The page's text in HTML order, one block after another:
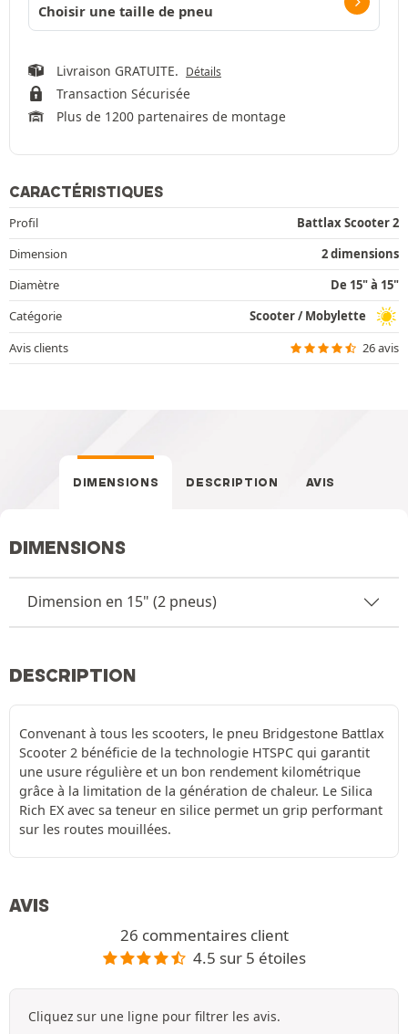
Choisir une taille de pneu
Livraison GRATUITE. Détails
Transaction Sécurisée
Plus de 1200 partenaires de montage
CARACTÉRISTIQUES
Profil
Battlax Scooter 2
Dimension
2 dimensions
Diamètre
De 15" à 15"
Catégorie
Scooter / Mobylette
Avis clients
26 avis
DIMENSIONS DESCRIPTION AVIS
DIMENSIONS
Dimension en 15" (2 pneus)
DESCRIPTION
Convenant à tous les scooters, le pneu Bridgestone Battlax
Scooter 2 bénéficie de la technologie HTSPC qui garantit
une usure régulière et un bon rendement kilométrique
grâce à la limitation de la génération de chaleur. Le Silica
Rich EX avec sa teneur en silice permet un grip performant
sur les routes mouillées.
AVIS
26 commentaires client
4.5 sur 5 étoiles
Cliquez sur une ligne pour filtrer les avis.